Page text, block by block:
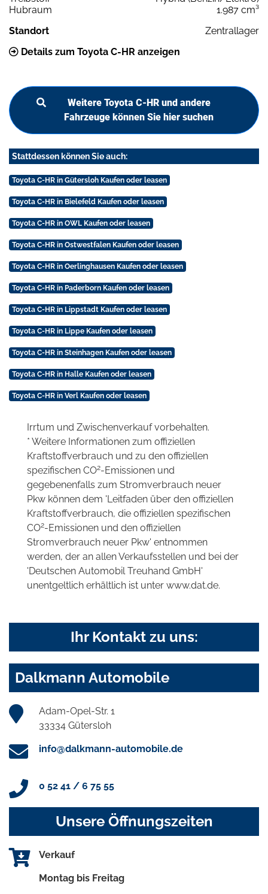
Hubraum
1.987 cm³
Standort
Zentrallager
Details zum Toyota C-HR anzeigen
Weitere Toyota C-HR und andere
Fahrzeuge können Sie hier suchen
Stattdessen können Sie auch:
Toyota C-HR in Gütersloh Kaufen oder leasen
Toyota C-HR in Bielefeld Kaufen oder leasen
Toyota C-HR in OWL Kaufen oder leasen
Toyota C-HR in Ostwestfalen Kaufen oder leasen
Toyota C-HR in Oerlinghausen Kaufen oder leasen
Toyota C-HR in Paderborn Kaufen oder leasen
Toyota C-HR in Lippstadt Kaufen oder leasen
Toyota C-HR in Lippe Kaufen oder leasen
Toyota C-HR in Steinhagen Kaufen oder leasen
Toyota C-HR in Halle Kaufen oder leasen
Toyota C-HR in Verl Kaufen oder leasen
Irrtum und Zwischenverkauf vorbehalten.
* Weitere Informationen zum offiziellen
Kraftstoffverbrauch und zu den offiziellen
spezifischen CO2-Emissionen und
gegebenenfalls zum Stromverbrauch neuer
Pkw können dem 'Leitfaden über den offiziellen
Kraftstoffverbrauch, die offiziellen spezifischen
CO2-Emissionen und den offiziellen
Stromverbrauch neuer Pkw' entnommen
werden, der an allen Verkaufsstellen und bei der
'Deutschen Automobil Treuhand GmbH'
unentgeltlich erhältlich ist unter www.dat.de.
Ihr Kontakt zu uns:
Dalkmann Automobile
Adam-Opel-Str. 1
33334 Gütersloh
info@dalkmann-automobile.de
0 52 41 / 6 75 55
Unsere Öffnungszeiten
Verkauf
Montag bis Freitag